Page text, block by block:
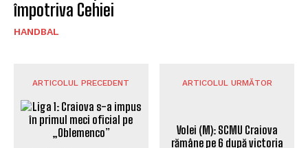
împotriva Cehiei
HANDBAL
ARTICOLUL PRECEDENT ARTICOLUL URMĂTOR